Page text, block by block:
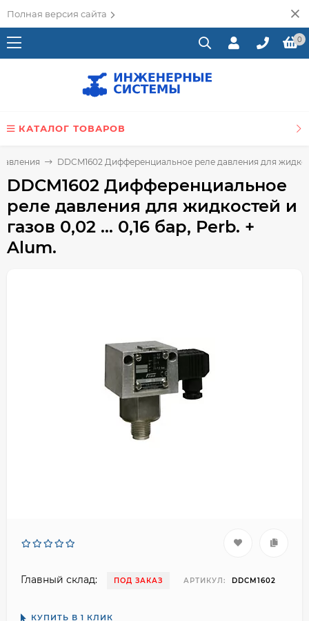
Полная версия сайта
0
КАТАЛОГ ТОВАРОВ
DDCM1602 Дифференциальное реле давления для
DDCM1602 Дифференциальное
реле давления для жидкостей и
газов 0,02 ... 0,16 бар, Perb. +
Alum.
Главный склад: ПОД ЗАКАЗ АРТИКУЛ: DDCM1602
КУПИТЬ В 1 КЛИК